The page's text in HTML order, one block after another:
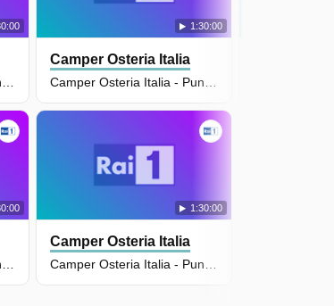
1:30:00
Camper Osteria Italia
1:30:00
Camper Osteria Italia